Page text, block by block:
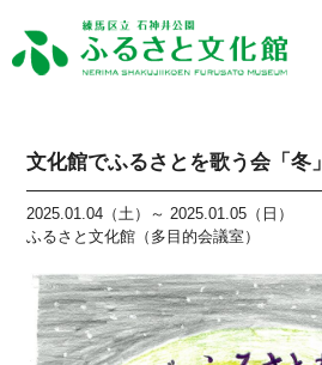
文化館でふるさとを歌う会「冬」
2025.01.04（土）～ 2025.01.05（日）
ふるさと文化館（多目的会議室）